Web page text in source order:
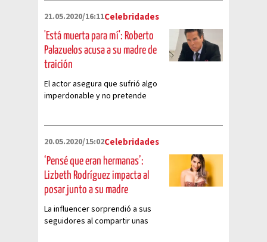
21.05.2020/16:11Celebridades
'Está muerta para mí': Roberto
Palazuelos acusa a su madre de
traición
El actor asegura que sufrió algo
imperdonable y no pretende
20.05.2020/15:02Celebridades
‘Pensé que eran hermanas’:
Lizbeth Rodríguez impacta al
posar junto a su madre
La influencer sorprendió a sus
seguidores al compartir unas